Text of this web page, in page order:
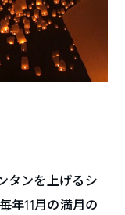
タンを上げるシ
年11月の満月の